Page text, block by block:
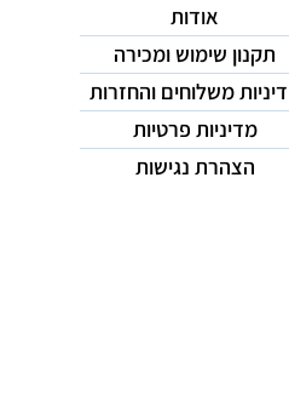
אודות
תקנון שימוש ומכירה
משלוחים והחזרות
מדיניות פרטיות
הצהרת נגישות